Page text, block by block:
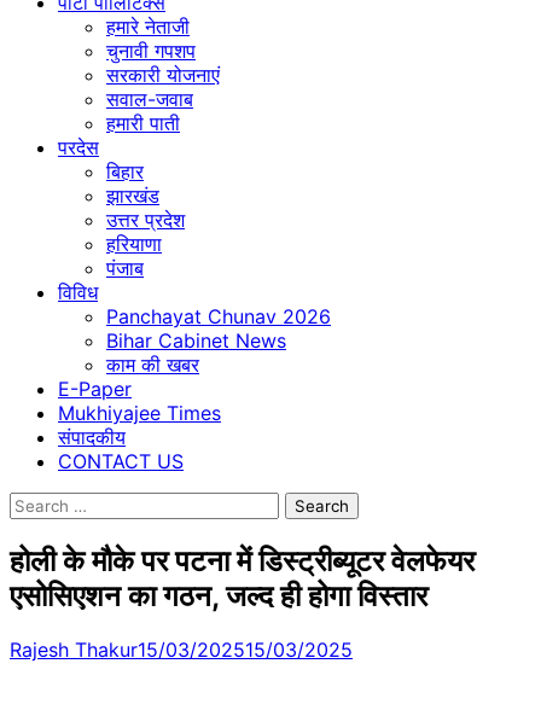
हमारे नेताजी
चुनावी गपशप
सरकारी योजनाएं
सवाल-जवाब
हमारी पाती
परदेस
बिहार
झारखंड
उत्तर प्रदेश
हरियाणा
पंजाब
विविध
Panchayat Chunav 2026
Bihar Cabinet News
काम की खबर
E-Paper
Mukhiyajee Times
संपादकीय
CONTACT US
Search
होली के मौके पर पटना में डिस्ट्रीब्यूटर वेलफेयर
एसोसिएशन का गठन, जल्द ही होगा विस्तार
Rajesh Thakur15/03/202515/03/2025